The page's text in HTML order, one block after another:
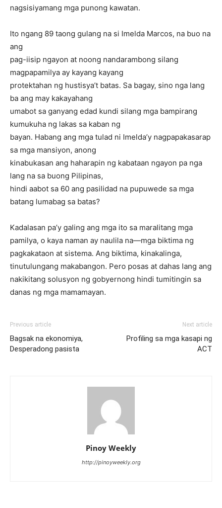
nagsisiyamang mga punong kawatan.
Ito ngang 89 taong gulang na si Imelda Marcos, na buo na
ang
pag-iisip ngayon at noong nandarambong silang
magpapamilya ay kayang kayang
protektahan ng hustisya’t batas. Sa bagay, sino nga lang
ba ang may kakayahang
umabot sa ganyang edad kundi silang mga bampirang
kumukuha ng lakas sa kaban ng
bayan. Habang ang mga tulad ni Imelda’y nagpapakasarap
sa mga mansiyon, anong
kinabukasan ang haharapin ng kabataan ngayon pa nga
lang na sa buong Pilipinas,
hindi aabot sa 60 ang pasilidad na pupuwede sa mga
batang lumabag sa batas?
Kadalasan pa’y galing ang mga ito sa maralitang mga
pamilya, o kaya naman ay naulila na—mga biktima ng
pagkakataon at sistema. Ang biktima, kinakalinga,
tinutulungang makabangon. Pero posas at dahas lang ang
nakikitang solusyon ng gobyernong hindi tumitingin sa
danas ng mga mamamayan.
Previous article
Bagsak na ekonomiya,
Desperadong pasista
Next article
Profiling sa mga kasapi ng
ACT
Pinoy Weekly
http://pinoyweekly.org